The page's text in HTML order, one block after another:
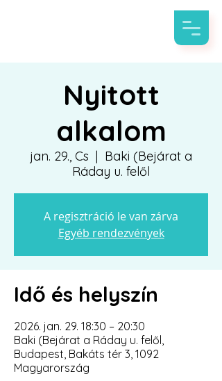
Nyitott
alkalom
jan. 29., Cs
  |
Baki (Bejárat a
Ráday u. felől
A regisztráció le van zárva
Egyéb rendezvények
Idő és helyszín
2026. jan. 29. 18:30 – 20:30
Baki (Bejárat a Ráday u. felől,
Budapest, Bakáts tér 3, 1092
Magyarország